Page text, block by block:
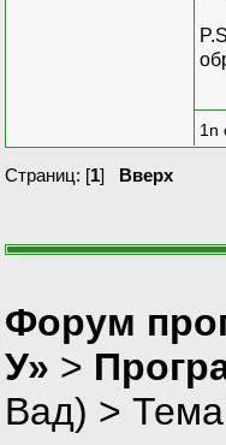
1n
Страниц: [1] Вверх
Форум
У» >
Вад) >